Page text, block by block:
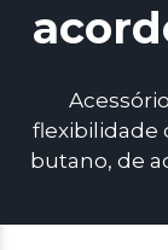
flexibilidade
butano, de